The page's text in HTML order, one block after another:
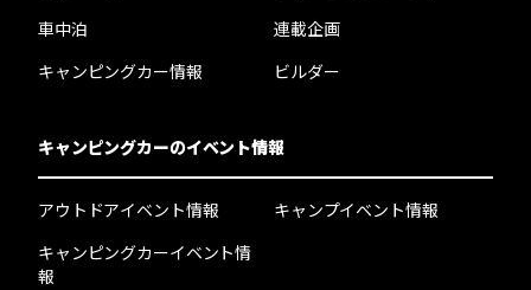
車中泊
キャンピングカー情報
連載企画
ビルダー
キャンピングカーのイベント情報
アウトドアイベント情報
キャンピングカーイベント情
報
キャンプイベント情報